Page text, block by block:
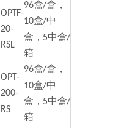
OPTF-
20-
RSL
96盒/盒，
10盒/中
盒，5中盒/
箱
OPT-
200-
RS
96盒/盒，
10盒/中
盒，5中盒/
箱